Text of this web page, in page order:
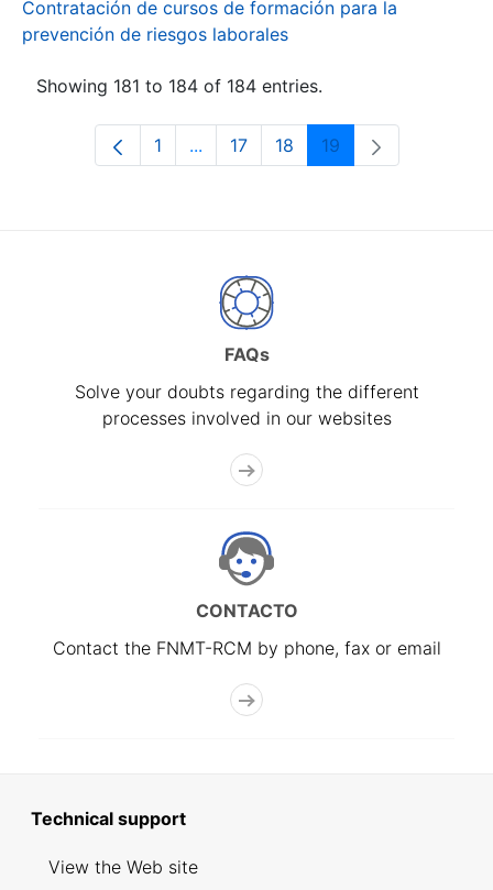
Contratación de cursos de formación para la
prevención de riesgos laborales
Showing 181 to 184 of 184 entries.
Page
1 ...Intermediate Pages Use TAB to
Page
17 Page
18 Page
19
FAQs
Solve your doubts regarding the different
processes involved in our websites
CONTACTO
Contact the FNMT-RCM by phone, fax or email
Technical support
View the Web site